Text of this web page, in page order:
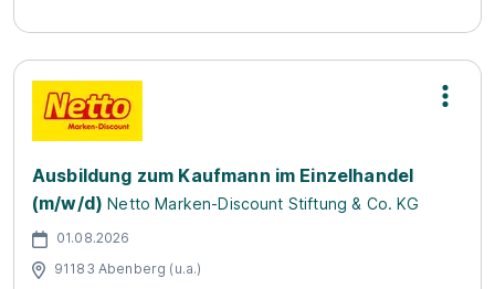
Ausbildung zum Kaufmann im Einzelhandel
(m/w/d) Netto Marken-Discount Stiftung & Co. KG
01.08.2026
91183 Abenberg (u.a.)